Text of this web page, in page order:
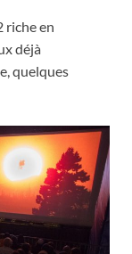
riche en
déjà
quelques